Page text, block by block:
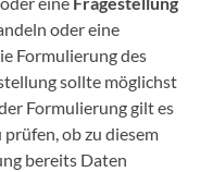
oder eine
Formulierung des
sollte möglichst
Formulierung gilt es
ob zu diesem
bereits Daten